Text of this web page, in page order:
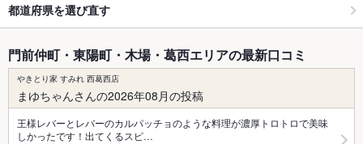
都道府県を選び直す
門前仲町・東陽町・木場・葛西エリアの最新口コミ
やきとり家 すみれ 西葛西店
まゆちゃんさんの2026年08月の投稿
王様レバーとレバーのカルパッチョのような料理が濃厚トロトロで美味
しかったです！出てくるスピ…